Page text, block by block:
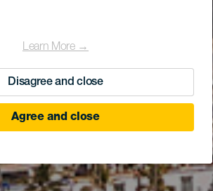
Learn More →
Disagree and close
Agree and close